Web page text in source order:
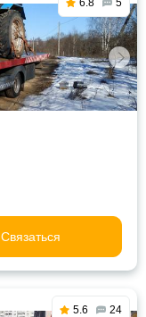
6.8 5
Связаться
5.6 24